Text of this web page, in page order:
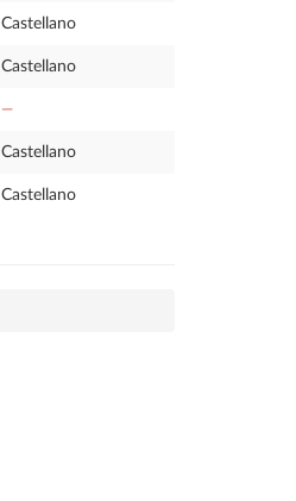
Castellano
Castellano
—
Castellano
Castellano